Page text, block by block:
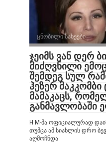
ცნობილი სახეები
ჯეიმს ვან დერ
მიძღვნილი
შემდეგ სულ
ჰეზერ
მამაკაცს,
განმავლობაში
H M-მა ოფიციალურად
თუმცა ამ სიახლის დრო
აღმოჩნდა